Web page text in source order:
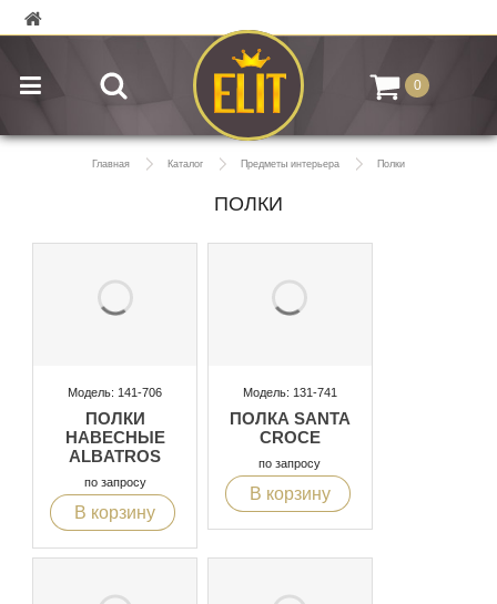
0
Главная Каталог Предметы интерьера Полки
ПОЛКИ
Модель: 141-706
ПОЛКИ
НАВЕСНЫЕ
ALBATROS
по запросу
В корзину
Модель: 131-741
ПОЛКА SANTA
CROCE
по запросу
В корзину